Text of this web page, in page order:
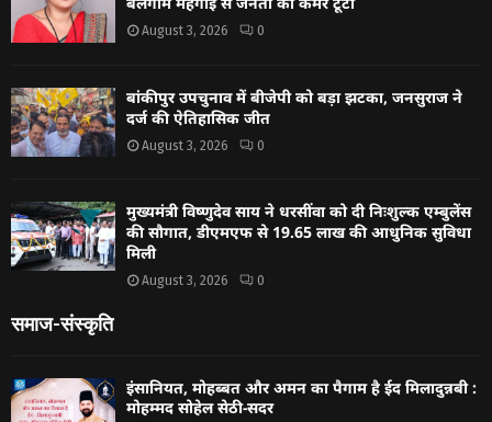
August 3, 2026 0
बांकीपुर उपचुनाव में बीजेपी को बड़ा झटका, जनसुराज ने
दर्ज की ऐतिहासिक जीत
August 3, 2026 0
मुख्यमंत्री विष्णुदेव साय ने धरसींवा को दी निःशुल्क एम्बुलेंस
की सौगात, डीएमएफ से 19.65 लाख की आधुनिक सुविधा
मिली
August 3, 2026 0
समाज-संस्कृति
इंसानियत, मोहब्बत और अमन का पैगाम है ईद मिलादुन्नबी :
मोहम्मद सोहेल सेठी-सदर